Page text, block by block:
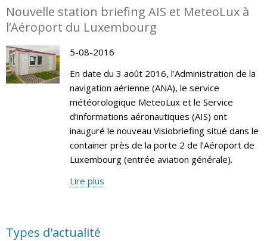
Nouvelle station briefing AIS et MeteoLux à
l’Aéroport du Luxembourg
5-08-2016
En date du 3 août 2016, l’Administration de la
navigation aérienne (ANA), le service
météorologique MeteoLux et le Service
d’informations aéronautiques (AIS) ont
inauguré le nouveau Visiobriefing situé dans le
container près de la porte 2 de l’Aéroport de
Luxembourg (entrée aviation générale).
Lire plus
Types d'actualité